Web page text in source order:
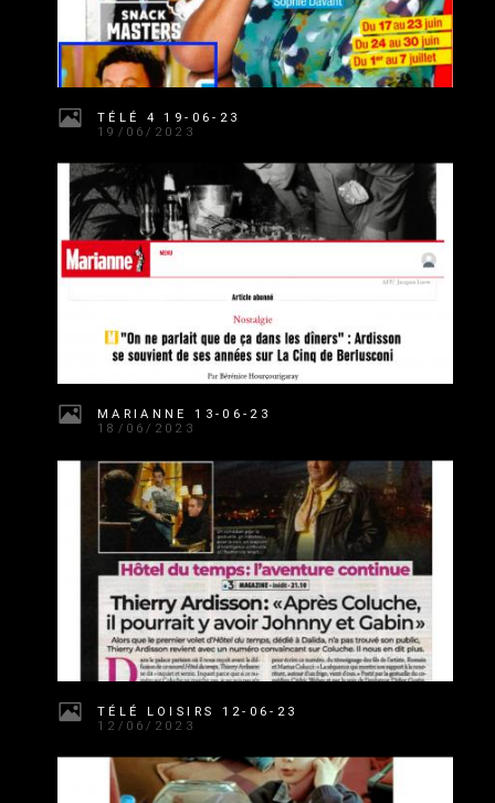
TÉLÉ 4 19-06-23
19/06/2023
MARIANNE 13-06-23
18/06/2023
TÉLÉ LOISIRS 12-06-23
12/06/2023